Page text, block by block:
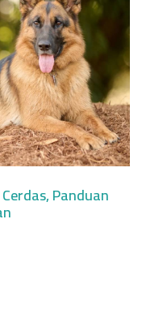
Panduan